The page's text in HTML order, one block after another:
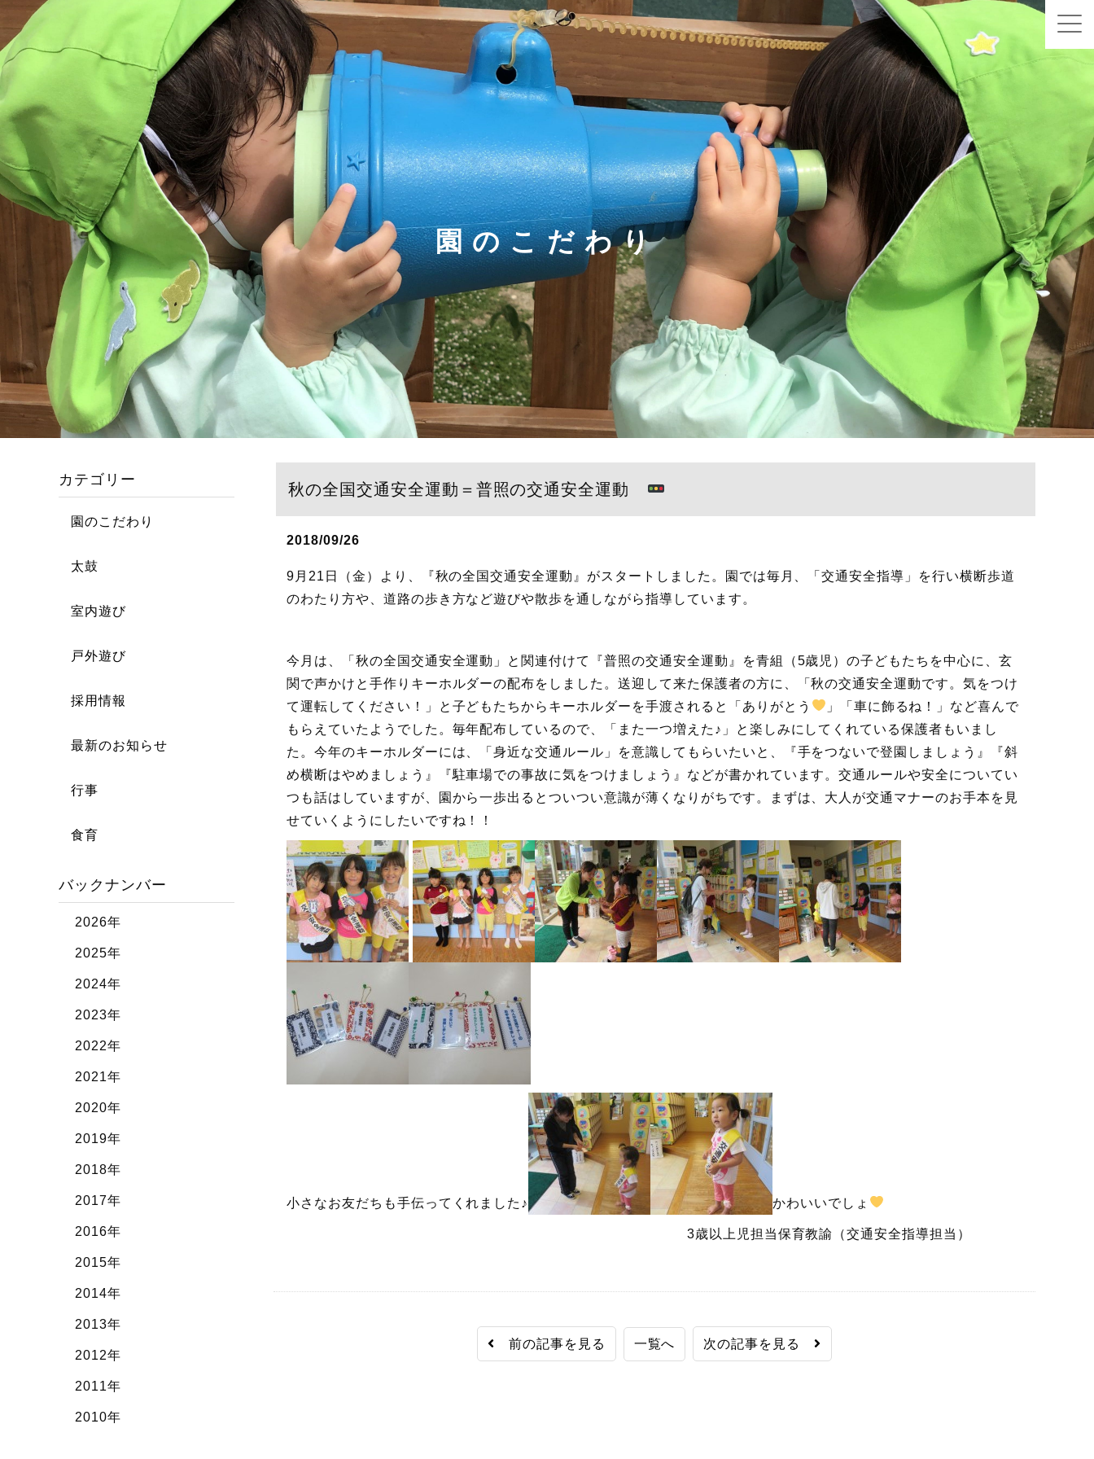
園のこだわり
秋の全国交通安全運動＝普照の交通安全運動
2018/09/26
9月21日（金）より、『秋の全国交通安全運動』がスタートしました。園では毎月、「交通安全指導」を行い横断歩道
のわたり方や、道路の歩き方など遊びや散歩を通しながら指導しています。
今月は、「秋の全国交通安全運動」と関連付けて『普照の交通安全運動』を青組（5歳児）の子どもたちを中心に、玄
関で声かけと手作りキーホルダーの配布をしました。送迎して来た保護者の方に、「秋の交通安全運動です。気をつけ
て運転してください！」と子どもたちからキーホルダーを手渡されると「ありがとう
」「車に飾るね！」など喜んで
もらえていたようでした。毎年配布しているので、「また一つ増えた♪」と楽しみにしてくれている保護者もいまし
た。今年のキーホルダーには、「身近な交通ルール」を意識してもらいたいと、『手をつないで登園しましょう』『斜
め横断はやめましょう』『駐車場での事故に気をつけましょう』などが書かれています。交通ルールや安全についてい
つも話はしていますが、園から一歩出るとついつい意識が薄くなりがちです。まずは、大人が交通マナーのお手本を見
せていくようにしたいですね！！
小さなお友だちも手伝ってくれました♪ かわいいでしょ
3歳以上児担当保育教諭（交通安全指導担当）
前の記事を見る 一覧へ 次の記事を見る
カテゴリー
園のこだわり
太鼓
室内遊び
戸外遊び
採用情報
最新のお知らせ
行事
食育
バックナンバー
2026年
2025年
2024年
2023年
2022年
2021年
2020年
2019年
2018年
2017年
2016年
2015年
2014年
2013年
2012年
2011年
2010年